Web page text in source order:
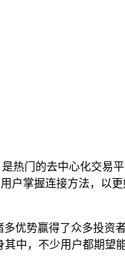
是热门的去中心化交易
户掌握连接方法，以
优势赢得了众多投资
中，不少用户都期望